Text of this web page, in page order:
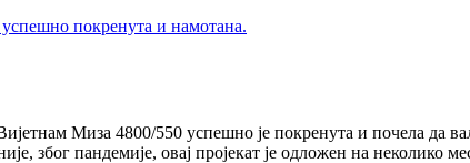
Миза 4800/550 успешно је покренута и почела да
због пандемије, овај пројекат је одложен на неколико